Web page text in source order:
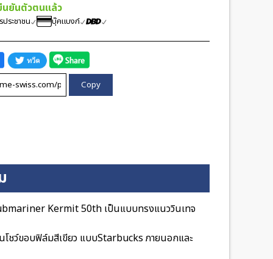
นยันตัวตนแล้ว
ระชาชน บุ๊คแบงก์
Copy
Kermit 50th เป็นแบบทรงแนววินเทจ
ชว์ขอบฟิล์มสีเขียว แบบStarbucks ภายนอกและ